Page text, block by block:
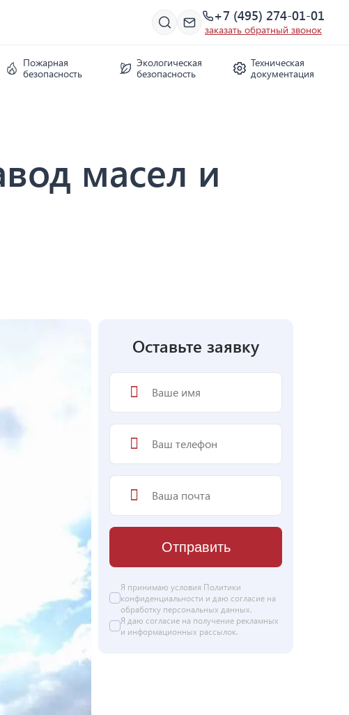
+7 (495) 274-01-01
заказать обратный звонок
Пожарная
безопасность
Экологическая
безопасность
Техническая
документация
масел и
Оставьте заявку
Отправить
Я принимаю условия Политики
конфиденциальности и даю согласие на
обработку персональных данных.
Я даю согласие на получение рекламных
и информационных рассылок.